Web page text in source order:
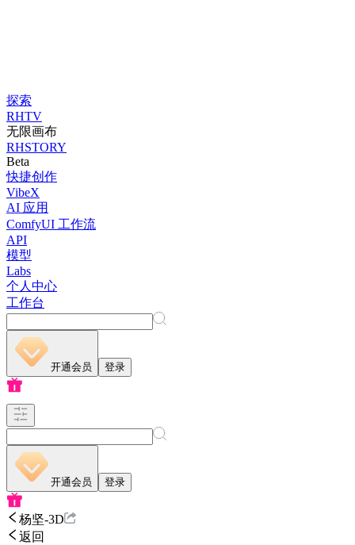
探索
RHTV
无限画布
RHSTORY
Beta
快捷创作
VibeX
AI 应用
ComfyUI 工作流
API
模型
Labs
个人中心
工作台
开通会员 登录
开通会员 登录
杨坚-3D
返回